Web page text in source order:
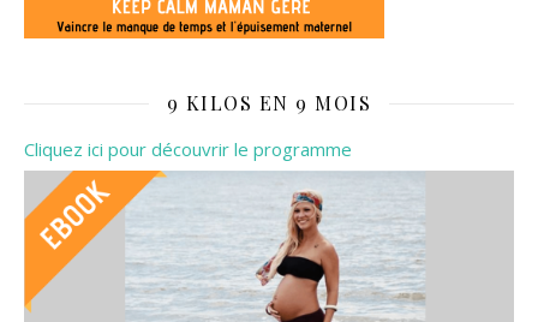
9 KILOS EN 9 MOIS
Cliquez ici pour découvrir le programme